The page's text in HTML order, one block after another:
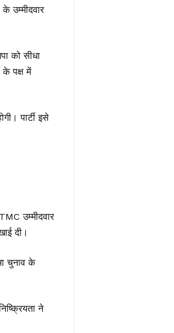
उम्मीदवार
को सीधा
के पक्ष में
पार्टी इसे
उम्मीदवार
दी।
चुनाव के
ने